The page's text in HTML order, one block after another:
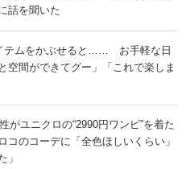
話を聞いた
テムをかぶせると…… お手軽な日
空間ができてグー」「これで楽しま
がユニクロの“2990円ワンピ”を着た
のコーデに「全色ほしいくらい」
」